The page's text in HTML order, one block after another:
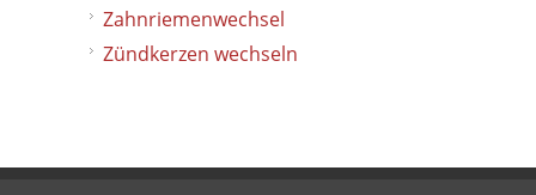
Zahnriemenwechsel
Zündkerzen wechseln